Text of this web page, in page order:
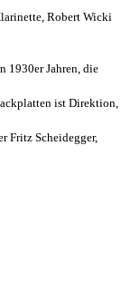
Robert Wicki
1930er Jahren, die
ist Direktion,
Fritz Scheidegger,